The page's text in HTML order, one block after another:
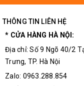
Email:
Địa chỉ: số 28 ngõ 106-
THÔNG TIN LIÊN HỆ
* CỬA HÀNG HÀ NỘI:
Địa chỉ: Số 9 Ngõ 40/2
Trưng, TP. Hà Nội
Zalo: 0963.288.854